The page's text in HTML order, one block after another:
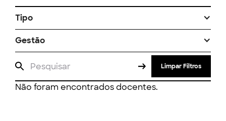
Tipo
Gestão
Limpar Filtros
Não foram encontrados docentes.